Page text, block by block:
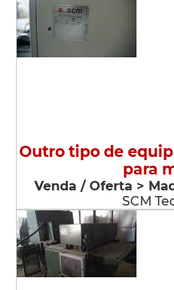
Outro tipo de
para
Venda / Oferta >
SCM